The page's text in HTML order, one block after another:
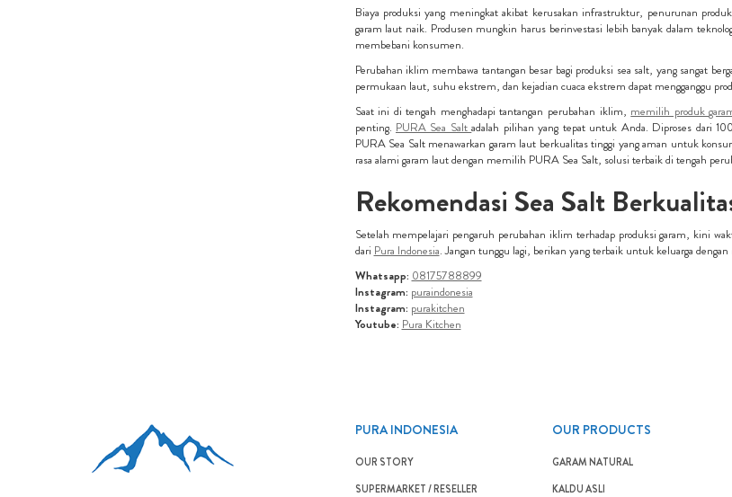
Biaya produksi yang meningkat akibat kerusakan infrastruktur, penurunan
garam laut naik. Produsen mungkin harus berinvestasi lebih banyak dalam
membebani konsumen.
Perubahan iklim membawa tantangan besar bagi produksi sea salt, yang sangat
permukaan laut, suhu ekstrem, dan kejadian cuaca ekstrem dapat mengganggu
Saat ini di tengah menghadapi tantangan perubahan iklim, memilih produk
penting. PURA Sea Saltadalah pilihan yang tepat untuk Anda. Diproses dari
PURA Sea Salt menawarkan garam laut berkualitas tinggi yang aman untuk
rasa alami garam laut dengan memilih PURA Sea Salt, solusi terbaik di tengah
Rekomendasi Sea Salt
Setelah mempelajari pengaruh perubahan iklim terhadap produksi garam, kini
dari Pura Indonesia. Jangan tunggu lagi, berikan yang terbaik untuk keluarga
Whatsapp: 08175788899
Instagram: puraindonesia
Instagram: purakitchen
Youtube: Pura Kitchen
PURA INDONESIA
OUR STORY
SUPERMARKET / RESELLER
OUR PRODUCTS
GARAM NATURAL
KALDU ASLI